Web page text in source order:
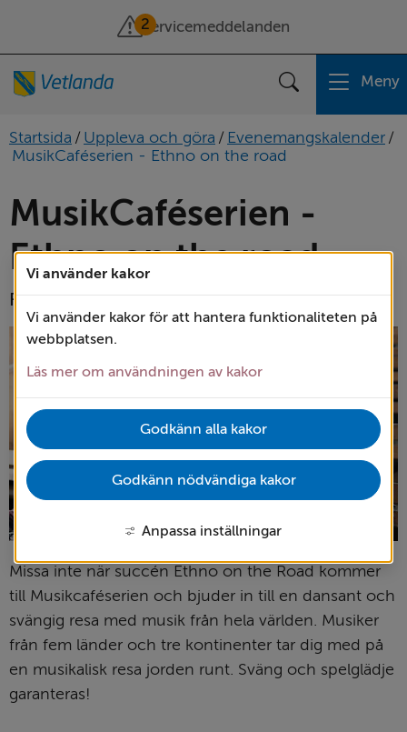
Vi använder kakor
Vi använder kakor för att hantera funktionaliteten på
webbplatsen.
Läs mer om användningen av kakor
Godkänn alla kakor
Godkänn nödvändiga kakor
Anpassa inställningar
2
Servicemeddelanden
Sök Meny
Startsida / Uppleva och göra / Evenemangskalender /
MusikCaféserien - Ethno on the road
MusikCaféserien -
Ethno on the road
Folkmusiksuccén på turné.
Missa inte när succén Ethno on the Road kommer
till Musikcaféserien och bjuder in till en dansant och
svängig resa med musik från hela världen. Musiker
från fem länder och tre kontinenter tar dig med på
en musikalisk resa jorden runt. Sväng och spelglädje
garanteras!